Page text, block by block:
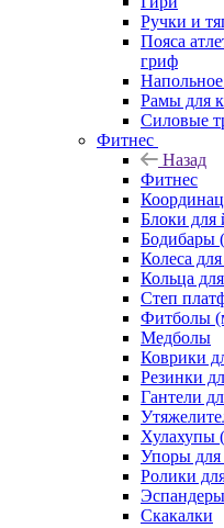
Ручки и
Пояса
гриф
Напольное
Рамы для
Силовые
Фитнес
Назад
Фитнес
Блоки для
Бодибары
Колеса
Кольца
Степ
Фитболы
Медболы
Коврики
Резинки
Гантели
Хулахупы
Упоры
Ролики
Эспандеры
Скакалки